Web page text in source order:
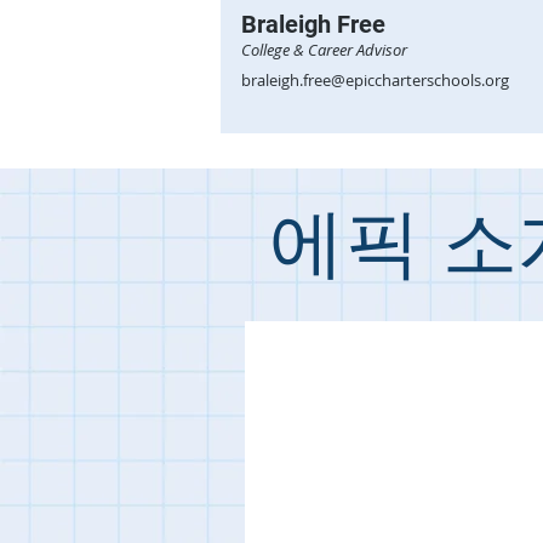
Braleigh Free
College & Career Advisor
braleigh.free@epiccharterschools.org
에픽 소